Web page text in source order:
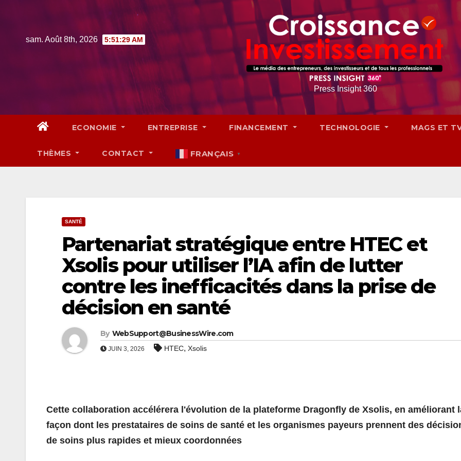
contentsam. Août 8th, 2026 5:51:30 AM
Press Insight 360
ECONOMIE ENTREPRISE FINANCEMENT TECHNOLOGIE MAGS ET
THÈMES CONTACT FRANÇAIS ▼
SANTÉ
Partenariat stratégique entre HTEC et
Xsolis pour utiliser l’IA afin de lutter
contre les inefficacités dans la prise de
décision en santé
By WebSupport@BusinessWire.com
JUIN 3, 2026 HTEC, Xsolis
Cette collaboration accélérera l'évolution de la plateforme Dragonfly de Xsolis, en améliorant
façon dont les prestataires de soins de santé et les organismes payeurs prennent des
de soins plus rapides et mieux coordonnées